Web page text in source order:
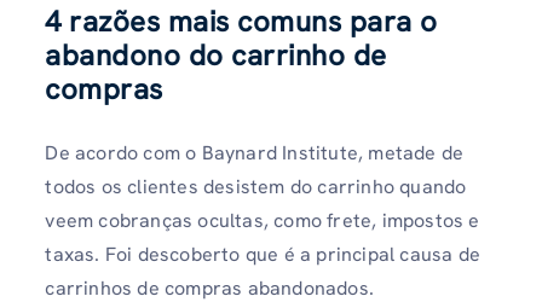
4 razões mais comuns para o
abandono do carrinho de
compras
De acordo com o Baynard Institute, metade de
todos os clientes desistem do carrinho quando
veem cobranças ocultas, como frete, impostos e
taxas. Foi descoberto que é a principal causa de
carrinhos de compras abandonados.